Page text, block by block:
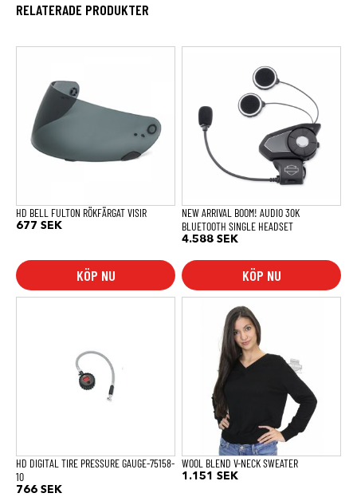
RELATERADE PRODUKTER
HD BELL FULTON RÖKFÄRGAT VISIR
677 SEK
KÖP NU
NEW ARRIVAL BOOM! AUDIO 30K
BLUETOOTH SINGLE HEADSET
4.588 SEK
KÖP NU
HD DIGITAL TIRE PRESSURE GAUGE-75158-
10
766 SEK
WOOL BLEND V-NECK SWEATER
1.151 SEK
produkten
varianter.
alternativen
produktsidan